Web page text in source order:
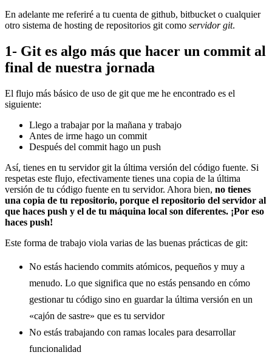
En adelante me referiré a tu cuenta de github, bitbucket o cualquier
otro sistema de hosting de repositorios git como servidor git.
1- Git es algo más que hacer un commit al
final de nuestra jornada
El flujo más básico de uso de git que me he encontrado es el
siguiente:
Llego a trabajar por la mañana y trabajo
Antes de irme hago un commit
Después del commit hago un push
Así, tienes en tu servidor git la última versión del código fuente. Si
respetas este flujo, efectivamente tienes una copia de la última
versión de tu código fuente en tu servidor. Ahora bien, no tienes
una copia de tu repositorio, porque el repositorio del servidor al
que haces push y el de tu máquina local son diferentes. ¡Por eso
haces push!
Este forma de trabajo viola varias de las buenas prácticas de git:
No estás haciendo commits atómicos, pequeños y muy a
menudo. Lo que significa que no estás pensando en cómo
gestionar tu código sino en guardar la última versión en un
«cajón de sastre» que es tu servidor
No estás trabajando con ramas locales para desarrollar
funcionalidad